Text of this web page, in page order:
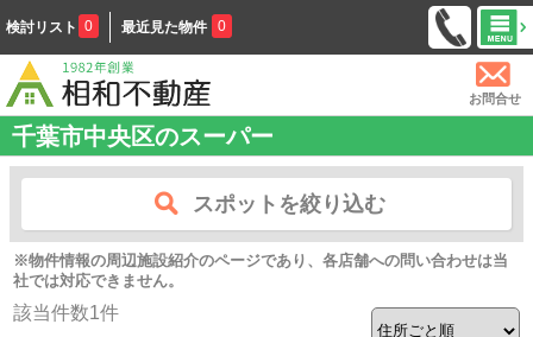
検討リスト 0 最近見た物件 0
お問合せ
千葉市中央区のスーパー
スポットを絞り込む
※物件情報の周辺施設紹介のページであり、各店舗への問い合わせは当
社では対応できません。
該当件数1件